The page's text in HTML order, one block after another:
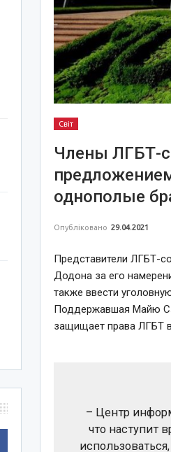
Світ
Члены ЛГБТ-
однополые
Опубліковано 29.04.2021
Представители ЛГБТ-
Додона за его
также ввести
Поддержавшая Майю
защищает права ЛГБТ
– Центр
что наступит